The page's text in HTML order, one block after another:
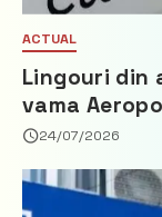
ACTUAL
Lingouri din
vama
24/07/2026